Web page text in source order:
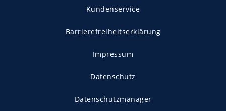
Kundenservice
Barrierefreiheitserklärung
Impressum
Datenschutz
Datenschutzmanager